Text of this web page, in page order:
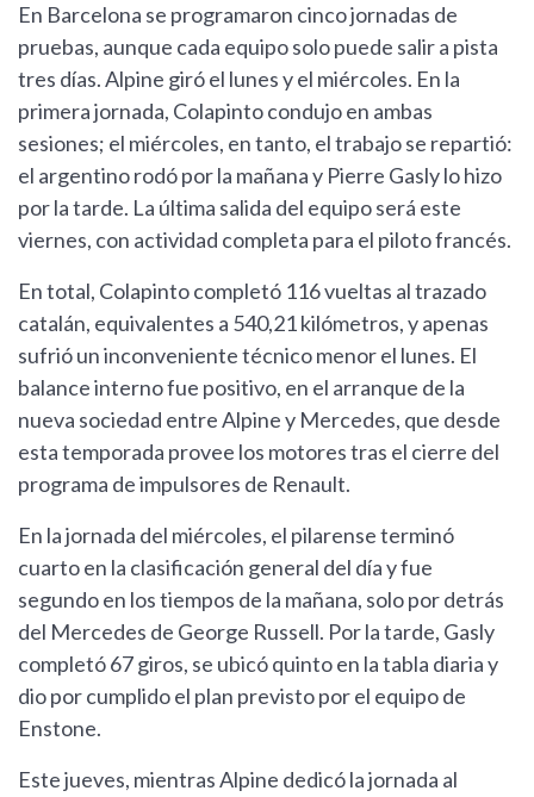
En Barcelona se programaron cinco jornadas de
pruebas, aunque cada equipo solo puede salir a pista
tres días. Alpine giró el lunes y el miércoles. En la
primera jornada, Colapinto condujo en ambas
sesiones; el miércoles, en tanto, el trabajo se repartió:
el argentino rodó por la mañana y Pierre Gasly lo hizo
por la tarde. La última salida del equipo será este
viernes, con actividad completa para el piloto francés.
En total, Colapinto completó 116 vueltas al trazado
catalán, equivalentes a 540,21 kilómetros, y apenas
sufrió un inconveniente técnico menor el lunes. El
balance interno fue positivo, en el arranque de la
nueva sociedad entre Alpine y Mercedes, que desde
esta temporada provee los motores tras el cierre del
programa de impulsores de Renault.
En la jornada del miércoles, el pilarense terminó
cuarto en la clasificación general del día y fue
segundo en los tiempos de la mañana, solo por detrás
del Mercedes de George Russell. Por la tarde, Gasly
completó 67 giros, se ubicó quinto en la tabla diaria y
dio por cumplido el plan previsto por el equipo de
Enstone.
Este jueves, mientras Alpine dedicó la jornada al